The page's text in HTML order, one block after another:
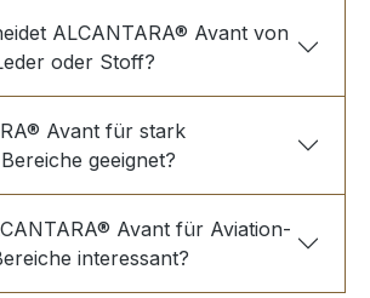
ALCANTARA® Avant von
oder Stoff?
Avant für stark
geeignet?
Avant für Aviation-
interessant?